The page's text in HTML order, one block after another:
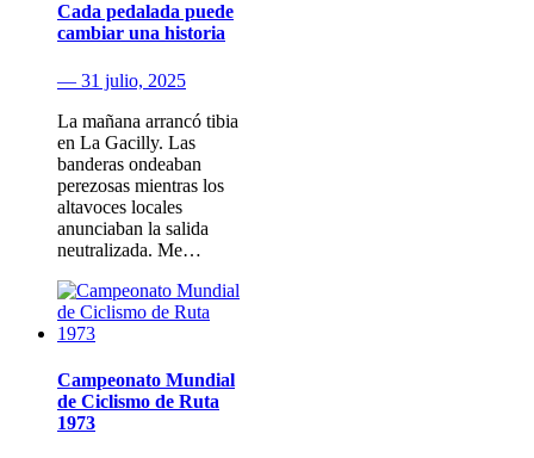
Cada pedalada puede
cambiar una historia
— 31 julio, 2025
La mañana arrancó tibia
en La Gacilly. Las
banderas ondeaban
perezosas mientras los
altavoces locales
anunciaban la salida
neutralizada. Me…
Campeonato Mundial
de Ciclismo de Ruta
1973